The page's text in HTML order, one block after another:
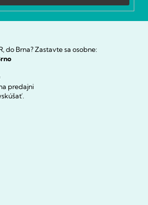
do Brna? Zastavte sa osobne:
predajni